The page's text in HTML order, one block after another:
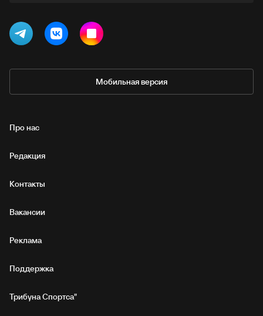
Мобильная версия
Про нас
Редакция
Контакты
Вакансии
Реклама
Поддержка
Трибуна Спортса"